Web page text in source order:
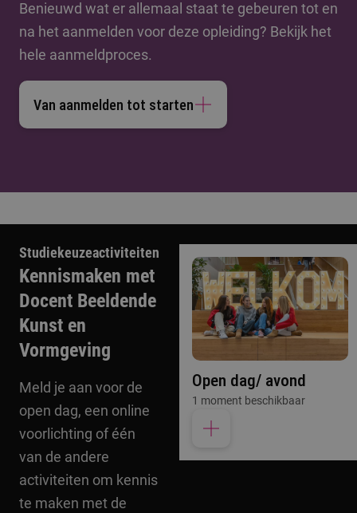
Benieuwd wat er allemaal staat te gebeuren tot en
na het aanmelden voor deze opleiding? Bekijk het
hele aanmeldproces.
Van aanmelden tot starten
Studiekeuzeactiviteiten
Kennismaken met
Docent Beeldende
Kunst en
Vormgeving
Meld je aan voor de
open dag, een online
voorlichting of één
van de andere
activiteiten om kennis
te maken met de
Open dag/ avond
1 moment beschikbaar